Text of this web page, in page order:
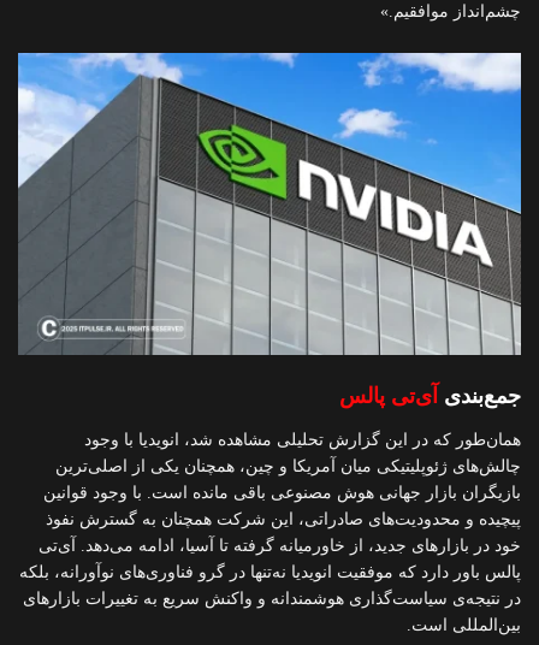
چشم‌انداز موافقیم.»
جمع‌بندی آی‌تی پالس
همان‌طور که در این گزارش تحلیلی مشاهده شد، انویدیا با وجود
چالش‌های ژئوپلیتیکی میان آمریکا و چین، همچنان یکی از اصلی‌ترین
بازیگران بازار جهانی هوش مصنوعی باقی مانده است. با وجود قوانین
پیچیده و محدودیت‌های صادراتی، این شرکت همچنان به گسترش نفوذ
خود در بازارهای جدید، از خاورمیانه گرفته تا آسیا، ادامه می‌دهد. آی‌تی
پالس باور دارد که موفقیت انویدیا نه‌تنها در گرو فناوری‌های نوآورانه، بلکه
در نتیجه‌ی سیاست‌گذاری هوشمندانه و واکنش سریع به تغییرات بازارهای
بین‌المللی است.